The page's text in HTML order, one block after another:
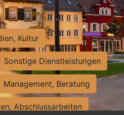
Kultur
Sonstige Dienstleistungen
Management, Beratung
Abschlussarbeiten